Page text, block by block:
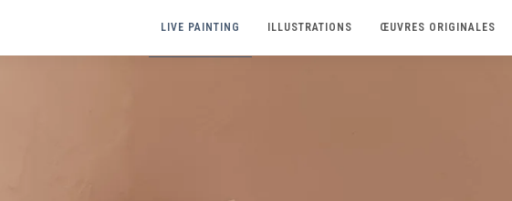
LIVE PAINTING ILLUSTRATIONS ŒUVRES ORIGINALES